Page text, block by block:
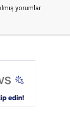
yorumlar